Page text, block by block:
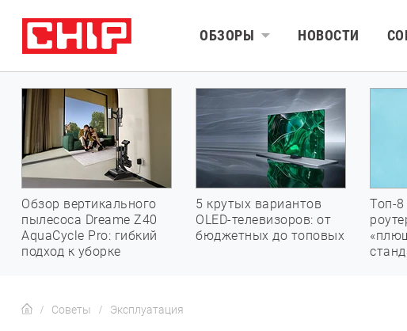
ОБЗОРЫ НОВОСТИ
Обзор вертикального
пылесоса Dreame Z40
AquaCycle Pro: гибкий
подход к уборке
5 крутых вариантов
OLED-телевизоров: от
бюджетных до топовых
Топ-8
Советы Эксплуатация